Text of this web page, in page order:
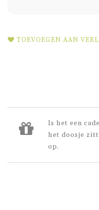
TOEVOEGEN AAN
Is het een
het doosje
op.